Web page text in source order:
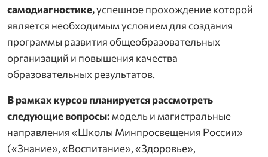
самодиагностике,успешное прохождение которой
является необходимым условием для создания
программы развития общеобразовательных
организаций и повышения качества
образовательных результатов.
В рамках курсов планируется рассмотреть
следующие вопросы: модель и магистральные
направления «Школы Минпросвещения России»
(«Знание», «Воспитание», «Здоровье»,